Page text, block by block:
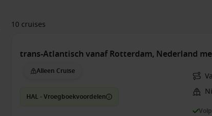
10 cruises
trans-Atlantisch vanaf Rotterdam, Nederland
Alleen Cruise
HAL - Vroegboekvoordelen